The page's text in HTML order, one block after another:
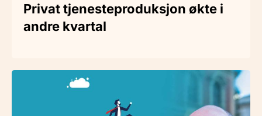
Privat tjenesteproduksjon økte i
andre kvartal